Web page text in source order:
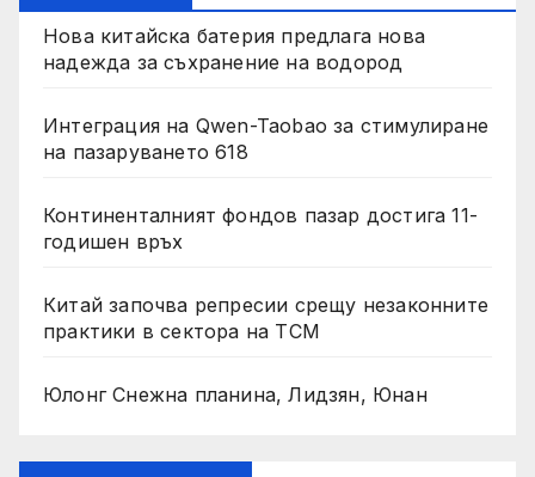
Нова китайска батерия предлага нова
надежда за съхранение на водород
Интеграция на Qwen-Taobao за стимулиране
на пазаруването 618
Континенталният фондов пазар достига 11-
годишен връх
Китай започва репресии срещу незаконните
практики в сектора на TCM
Юлонг Снежна планина, Лидзян, Юнан